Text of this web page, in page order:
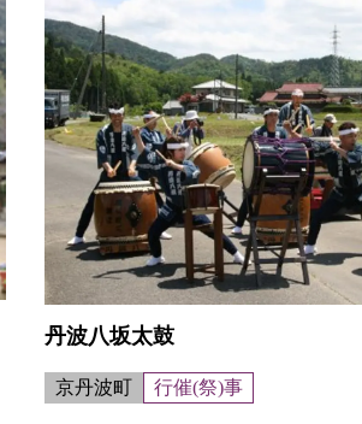
丹波八坂太鼓
京丹波町 行催(祭)事